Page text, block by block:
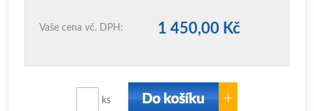
Vaše cena vč. DPH: 1 450,00 Kč
ks